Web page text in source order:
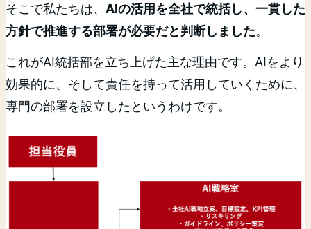
そこで私たちは、 AIの活用を全社で統括し、一貫した
方針で推進する部署が必要だと判断しました。
これがAI統括部を立ち上げた主な理由です。AIをより
効果的に、そして責任を持って活用していくために、
専門の部署を設立したというわけです。